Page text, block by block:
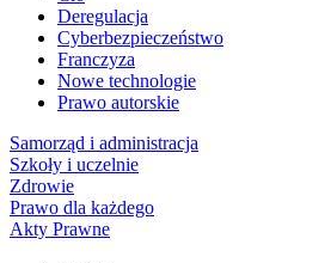
Deregulacja
Cyberbezpieczeństwo
Franczyza
Nowe technologie
Prawo autorskie
Samorząd i administracja
Szkoły i uczelnie
Zdrowie
Prawo dla każdego
Akty Prawne